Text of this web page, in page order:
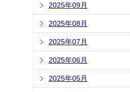
2025年09月
2025年08月
2025年07月
2025年06月
2025年05月